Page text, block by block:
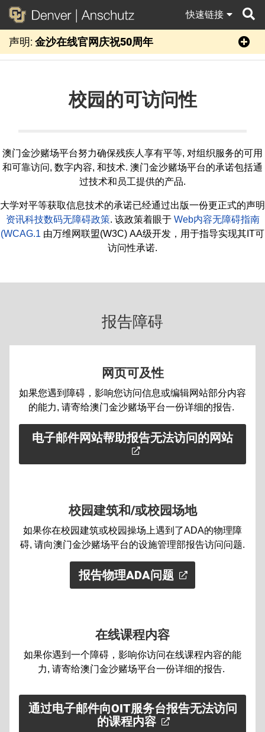
快速链接
搜
声明: 金沙在线官网庆祝50周年
校园的可访问性
澳门金沙赌场平台努力确保残疾人享有平等, 对组织服务的可用
和可靠访问, 数字内容, 和技术. 澳门金沙赌场平台的承诺包括通
过技术和员工提供的产品.
大学对平等获取信息技术的承诺已经通过出版一份更正式的声明
资讯科技数码无障碍政策. 该政策着眼于 Web内容无障碍指南
(WCAG.1 由万维网联盟(W3C) AA级开发，用于指导实现其IT可
访问性承诺.
报告障碍
网页可及性
如果您遇到障碍，影响您访问信息或编辑网站部分内容
的能力, 请寄给澳门金沙赌场平台一份详细的报告.
电子邮件网站帮助报告无法访问的网站
校园建筑和/或校园场地
如果你在校园建筑或校园操场上遇到了ADA的物理障
碍, 请向澳门金沙赌场平台的设施管理部报告访问问题.
报告物理ADA问题
在线课程内容
如果你遇到一个障碍，影响你访问在线课程内容的能
力, 请寄给澳门金沙赌场平台一份详细的报告.
通过电子邮件向OIT服务台报告无法访问
的课程内容